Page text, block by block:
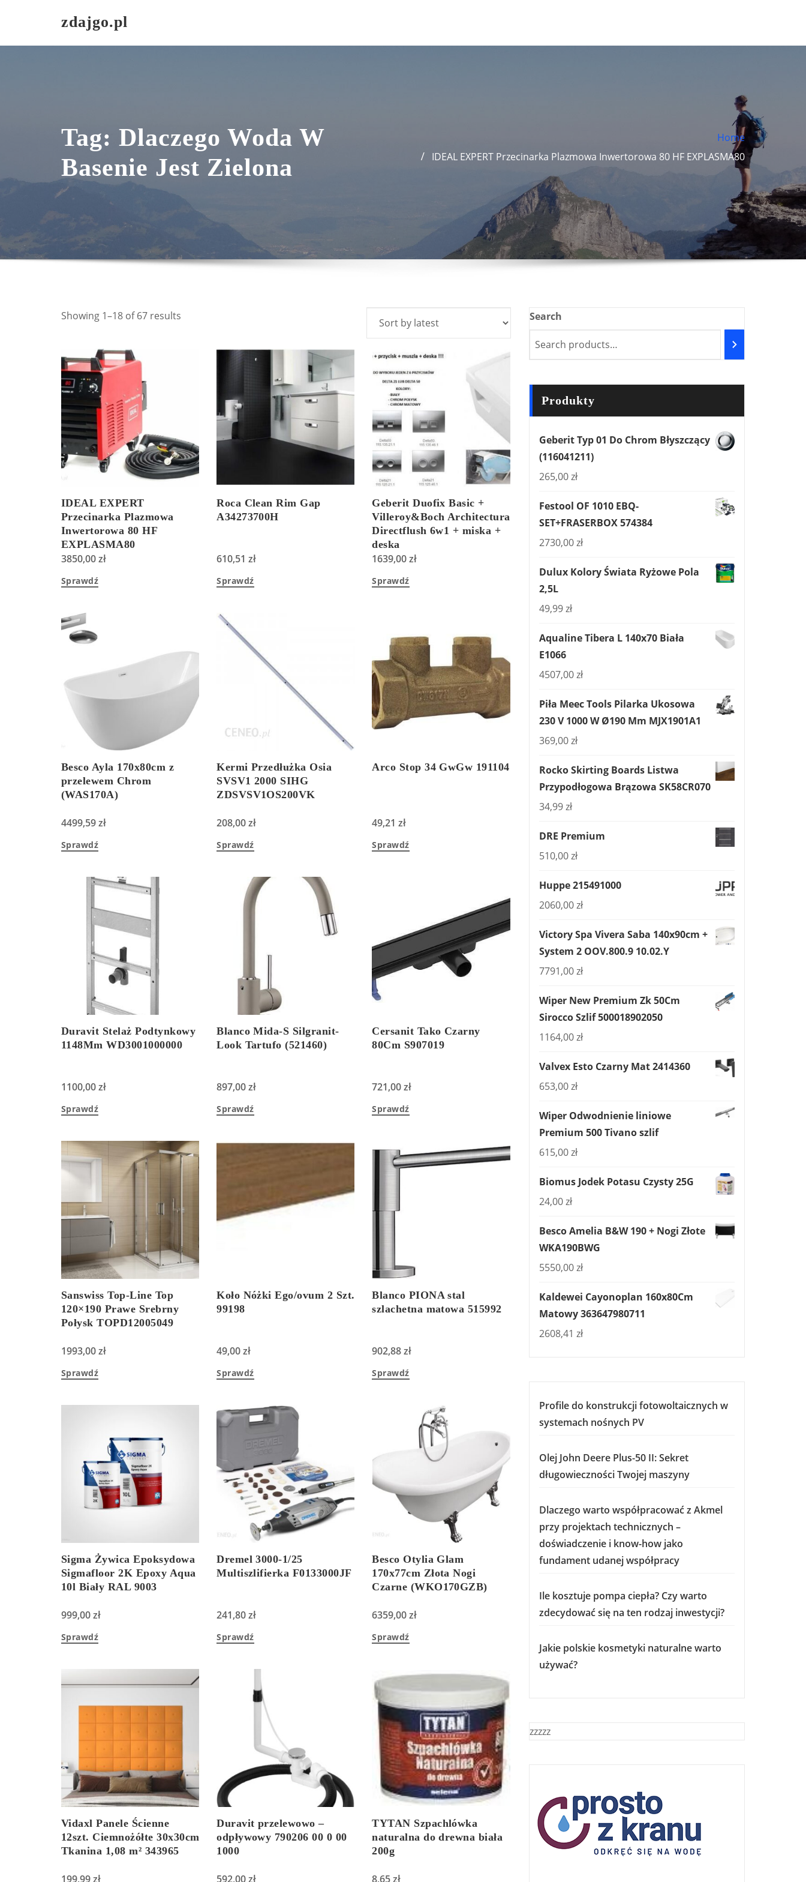
zdajgo.pl
Tag: Dlaczego Woda W
Basenie Jest Zielona
Home
IDEAL EXPERT Przecinarka Plazmowa Inwertorowa 80 HF EXPLASMA80
Showing 1–18 of 67 results
IDEAL EXPERT
Przecinarka Plazmowa
Inwertorowa 80 HF
EXPLASMA80
3850,00zł
Sprawdź
Roca Clean Rim Gap
A34273700H
610,51zł
Sprawdź
Geberit Duofix Basic +
Villeroy&Boch Architectura
Directflush 6w1 + miska +
deska
111153001KPL+5685HR01
1639,00zł
Sprawdź
Besco Ayla 170x80cm z
przelewem Chrom
(WAS170A)
4499,59zł
Sprawdź
Kermi Przedłużka Osia
SVSV1 2000 SIHG
ZDSVSV1OS200VK
208,00zł
Sprawdź
Arco Stop 34 GwGw 191104
49,21zł
Sprawdź
Duravit Stelaż Podtynkowy
1148Mm WD3001000000
1100,00zł
Sprawdź
Blanco Mida-S Silgranit-
Look Tartufo (521460)
897,00zł
Sprawdź
Cersanit Tako Czarny
80Cm S907019
721,00zł
Sprawdź
Sanswiss Top-Line Top
120×190 Prawe Srebrny
Połysk TOPD12005049
1993,00zł
Sprawdź
Koło Nóżki Ego/ovum 2 Szt.
99198
49,00zł
Sprawdź
Blanco PIONA stal
szlachetna matowa 515992
902,88zł
Sprawdź
Sigma Żywica Epoksydowa
Sigmafloor 2K Epoxy Aqua
10l Biały RAL 9003
999,00zł
Sprawdź
Dremel 3000-1/25
Multiszlifierka F0133000JF
241,80zł
Sprawdź
Besco Otylia Glam
170x77cm Złota Nogi
Czarne (WKO170GZB)
6359,00zł
Sprawdź
Vidaxl Panele Ścienne
12szt. Ciemnożółte 30x30cm
Tkanina 1,08 m² 343965
199,99zł
Duravit przelewowo –
odpływowy 790206 00 0 00
1000
592,00zł
TYTAN Szpachlówka
naturalna do drewna biała
200g
8,65zł
Search
Produkty
Geberit Typ 01 Do Chrom Błyszczący
(116041211)
265,00zł
Festool OF 1010 EBQ-
SET+FRASERBOX 574384
2730,00zł
Dulux Kolory Świata Ryżowe Pola
2,5L
49,99zł
Aqualine Tibera L 140x70 Biała
E1066
4507,00zł
Piła Meec Tools Pilarka Ukosowa
230 V 1000 W Ø190 Mm MJX1901A1
369,00zł
Rocko Skirting Boards Listwa
Przypodłogowa Brązowa SK58CR070
34,99zł
DRE Premium
510,00zł
Huppe 215491000
2060,00zł
Victory Spa Vivera Saba 140x90cm +
System 2 OOV.800.9 10.02.Y
7791,00zł
Wiper New Premium Zk 50Cm
Sirocco Szlif 500018902050
1164,00zł
Valvex Esto Czarny Mat 2414360
653,00zł
Wiper Odwodnienie liniowe
Premium 500 Tivano szlif
615,00zł
Biomus Jodek Potasu Czysty 25G
24,00zł
Besco Amelia B&W 190 + Nogi Złote
WKA190BWG
5550,00zł
Kaldewei Cayonoplan 160x80Cm
Matowy 363647980711
2608,41 zł
Profile do konstrukcji fotowoltaicznych w
systemach nośnych PV
Olej John Deere Plus-50 II: Sekret
długowieczności Twojej maszyny
Dlaczego warto współpracować z Akmel
przy projektach technicznych –
doświadczenie i know-how jako
fundament udanej współpracy
Ile kosztuje pompa ciepła? Czy warto
zdecydować się na ten rodzaj inwestycji?
Jakie polskie kosmetyki naturalne warto
używać?
zzzzz